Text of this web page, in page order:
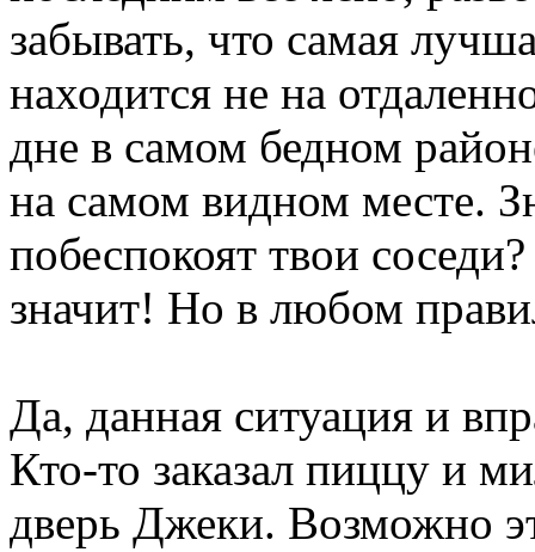
забывать, что самая
находится не на
дне в самом бедном
на самом видном месте.
побеспокоят твои
значит! Но в любом
Да, данная ситуация и
Кто-то заказал пиццу и
дверь Джеки. Возможно